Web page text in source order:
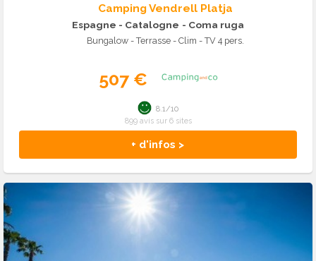
Camping Vendrell Platja
Espagne - Catalogne - Coma ruga
Bungalow - Terrasse - Clim - TV 4 pers.
507 €
+ d'infos >
8.1/10
899 avis sur 6 sites